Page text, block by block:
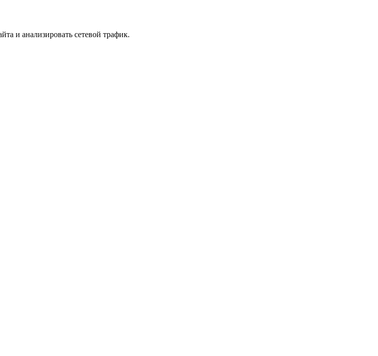
и анализировать сетевой трафик.